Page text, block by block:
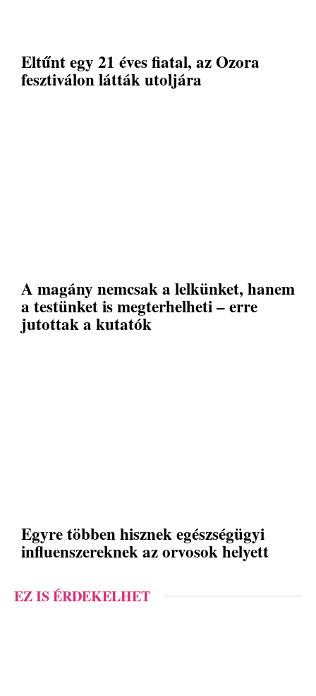
Eltűnt egy 21 éves fiatal, az Ozora
fesztiválon látták utoljára
A magány nemcsak a lelkünket, hanem
a testünket is megterhelheti – erre
jutottak a kutatók
Egyre többen hisznek egészségügyi
influenszereknek az orvosok helyett
EZ IS ÉRDEKELHET